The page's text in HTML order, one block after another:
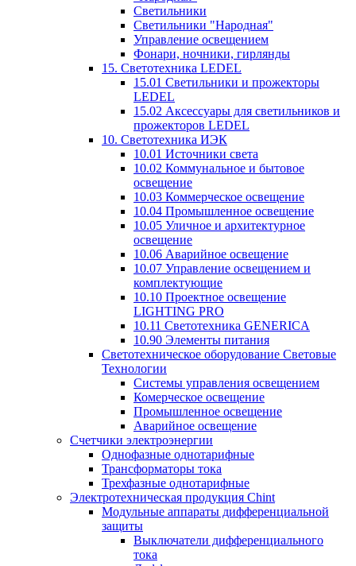
Светильники
Светильники "Народная"
Управление освещением
Фонари, ночники, гирлянды
15. Светотехника LEDEL
15.01 Светильники и прожекторы
LEDEL
15.02 Аксессуары для светильников и
прожекторов LEDEL
10. Светотехника ИЭК
10.01 Источники света
10.02 Коммунальное и бытовое
освещение
10.03 Коммерческое освещение
10.04 Промышленное освещение
10.05 Уличное и архитектурное
освещение
10.06 Аварийное освещение
10.07 Управление освещением и
комплектующие
10.10 Проектное освещение
LIGHTING PRO
10.11 Светотехника GENERICA
10.90 Элементы питания
Светотехническое оборудование Световые
Технологии
Системы управления освещением
Комерческое освещение
Промышленное освещение
Аварийное освещение
Счетчики электроэнергии
Однофазные однотарифные
Трансформаторы тока
Трехфазные однотарифные
Электротехническая продукция Chint
Модульные аппараты дифференциальной
защиты
Выключатели дифференциального
тока